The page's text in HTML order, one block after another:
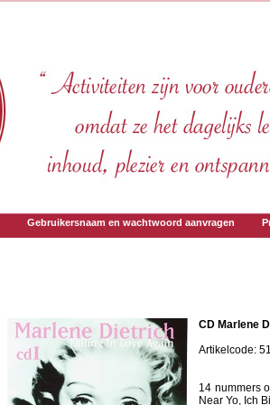
Gebruikersnaam en wachtwoord aanvragen
CD Marlene
Artikelcode:
14 nummers
Near Yo, Ich